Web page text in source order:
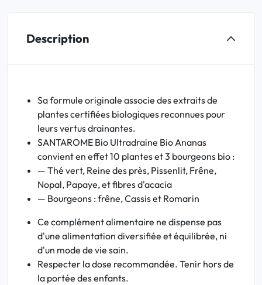
Description
Sa formule originale associe des extraits de
plantes certifiées biologiques reconnues pour
leurs vertus drainantes.
SANTAROME Bio Ultradraine Bio Ananas
convient en effet 10 plantes et 3 bourgeons bio :
— Thé vert, Reine des près, Pissenlit, Frêne,
Nopal, Papaye, et fibres d'acacia
— Bourgeons : frêne, Cassis et Romarin
Ce complément alimentaire ne dispense pas
d'une alimentation diversifiée et équilibrée, ni
d'un mode de vie sain.
Respecter la dose recommandée. Tenir hors de
la portée des enfants.